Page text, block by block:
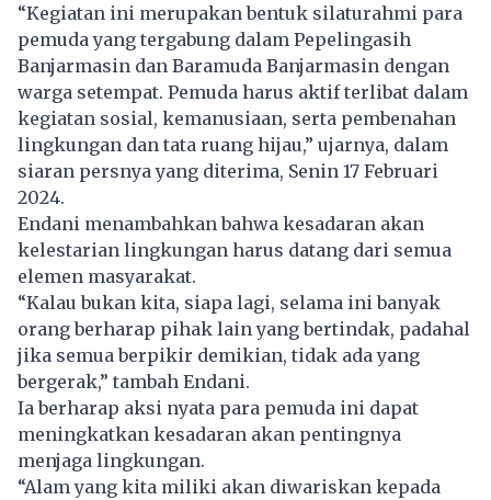
“Kegiatan ini merupakan bentuk silaturahmi para
pemuda yang tergabung dalam Pepelingasih
Banjarmasin dan Baramuda Banjarmasin dengan
warga setempat. Pemuda harus aktif terlibat dalam
kegiatan sosial, kemanusiaan, serta pembenahan
lingkungan dan tata ruang hijau,” ujarnya, dalam
siaran persnya yang diterima, Senin 17 Februari
2024.
Endani menambahkan bahwa kesadaran akan
kelestarian lingkungan harus datang dari semua
elemen masyarakat.
“Kalau bukan kita, siapa lagi, selama ini banyak
orang berharap pihak lain yang bertindak, padahal
jika semua berpikir demikian, tidak ada yang
bergerak,” tambah Endani.
Ia berharap aksi nyata para pemuda ini dapat
meningkatkan kesadaran akan pentingnya
menjaga lingkungan.
“Alam yang kita miliki akan diwariskan kepada